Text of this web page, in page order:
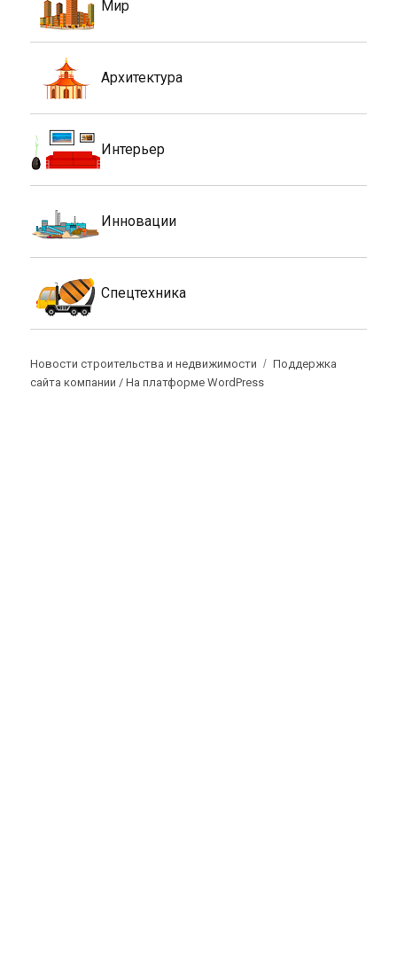
Мир
Архитектура
Интерьер
Инновации
Спецтехника
Новости строительства и недвижимости
Поддержка
сайта компании /На платформе WordPress